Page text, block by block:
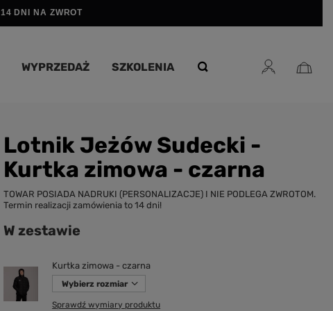
14 DNI NA ZWROT
WYPRZEDAŻ SZKOLENIA
Lotnik Jeżów Sudecki -
Kurtka zimowa - czarna
TOWAR POSIADA NADRUKI (PERSONALIZACJE) I NIE PODLEGA ZWROTOM.
Termin realizacji zamówienia to 14 dni!
W zestawie
Kurtka zimowa - czarna
Wybierz rozmiar
Sprawdź wymiary produktu